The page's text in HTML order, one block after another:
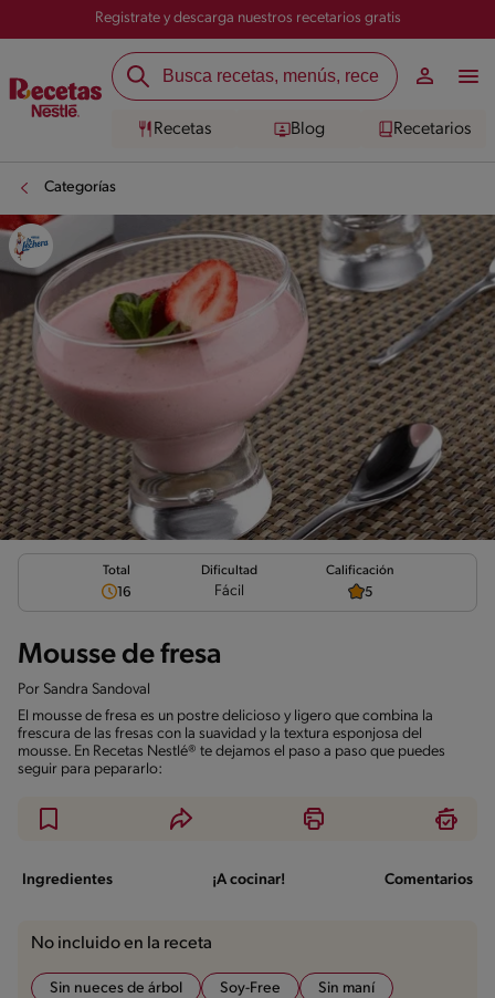
Registrate y descarga nuestros recetarios gratis
Recetas Blog Recetarios
Categorías
Total
16
Dificultad
Fácil
Calificación
5
Mousse de fresa
Por Sandra Sandoval
El mousse de fresa es un postre delicioso y ligero que combina la
frescura de las fresas con la suavidad y la textura esponjosa del
mousse. En Recetas Nestlé® te dejamos el paso a paso que puedes
seguir para pepararlo:
Ingredientes ¡A cocinar! Comentarios
No incluido en la receta
Sin nueces de árbol Soy-Free
Sin maní